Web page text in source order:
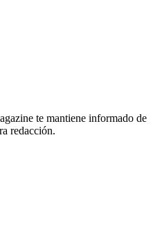
te mantiene informado de
redacción.